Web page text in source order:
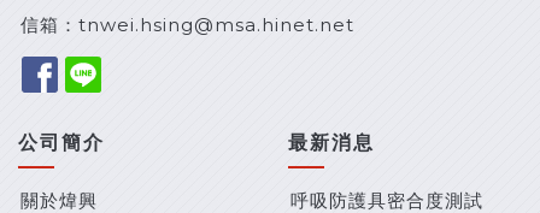
信箱： tnwei.hsing@msa.hinet.net
公司簡介
關於煒興
最新消息
呼吸防護具密合度測試